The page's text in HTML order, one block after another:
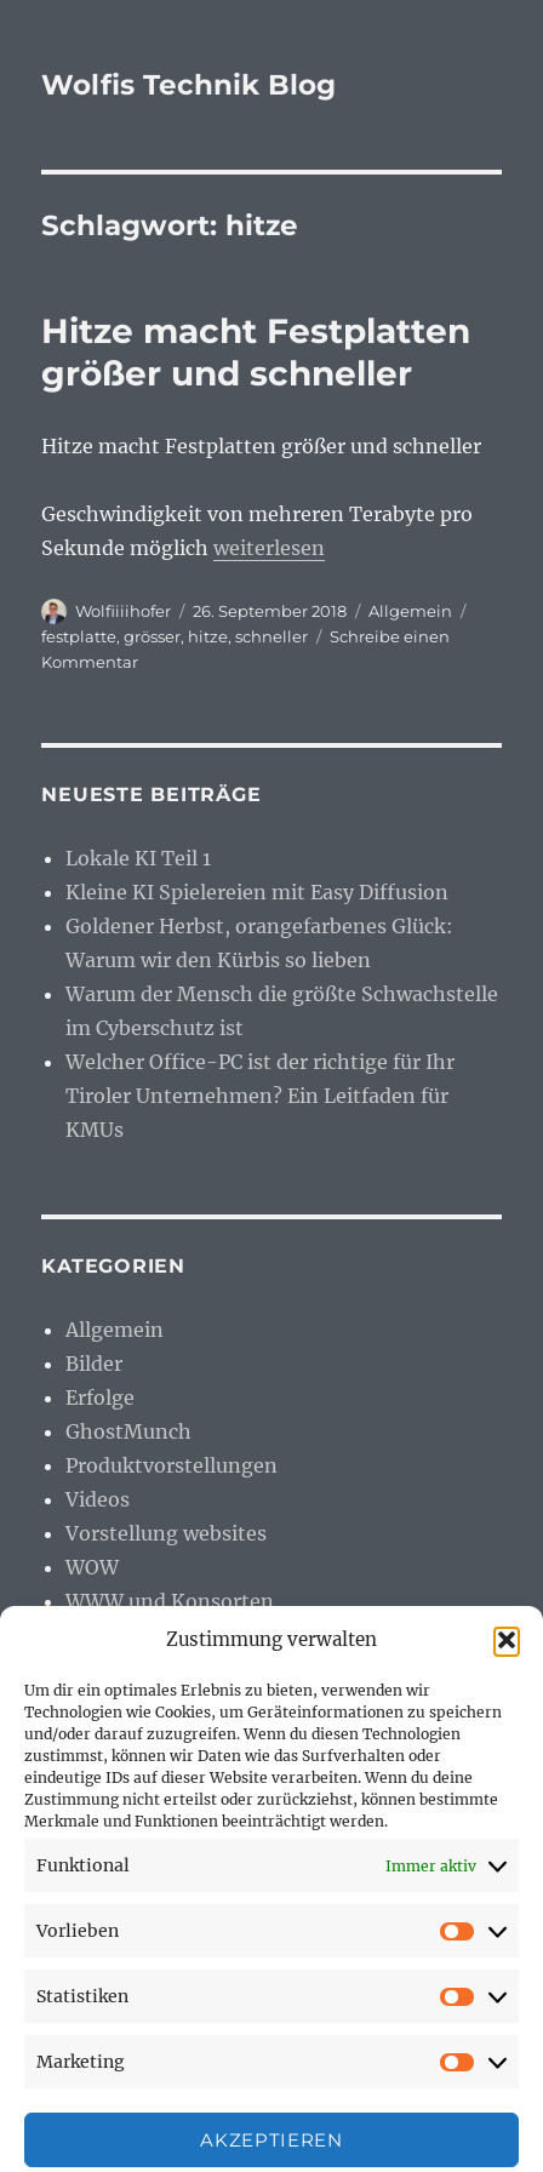
Zustimmung verwalten
Um dir ein optimales Erlebnis zu bieten, verwenden wir
Technologien wie Cookies, um Geräteinformationen zu speichern
und/oder darauf zuzugreifen. Wenn du diesen Technologien
zustimmst, können wir Daten wie das Surfverhalten oder
eindeutige IDs auf dieser Website verarbeiten. Wenn du deine
Zustimmung nicht erteilst oder zurückziehst, können bestimmte
Merkmale und Funktionen beeinträchtigt werden.
Funktional Immer aktiv
Vorlieben
Statistiken
Marketing
AKZEPTIEREN
Wolfis Technik Blog
Schlagwort: hitze
Hitze macht Festplatten
größer und schneller
Hitze macht Festplatten größer und schneller
Geschwindigkeit von mehreren Terabyte pro
Sekunde möglich„Hitze macht Festplatten größer
weiterlesen
Autor
Wolfiiiihofer
Veröffentlicht
am
26. September 2018 Kategorien
Allgemein
festplatte,grösser, hitze,schneller
Schreibe einen
Kommentarzu
und
NEUESTE BEITRÄGE
Lokale KI Teil 1
Kleine KI Spielereien mit Easy Diffusion
Goldener Herbst, orangefarbenes Glück:
Warum wir den Kürbis so lieben
Warum der Mensch die größte Schwachstelle
im Cyberschutz ist
Welcher Office-PC ist der richtige für Ihr
Tiroler Unternehmen? Ein Leitfaden für
KMUs
KATEGORIEN
Allgemein
Bilder
Erfolge
GhostMunch
Produktvorstellungen
Videos
Vorstellung websites
WOW
WWW und Konsorten
PARTNER (LINKS)
Hofer Technik GmbH
Sonne und Erde
SEITEN
Affiliate Disclosure
Datenschutzerklärung